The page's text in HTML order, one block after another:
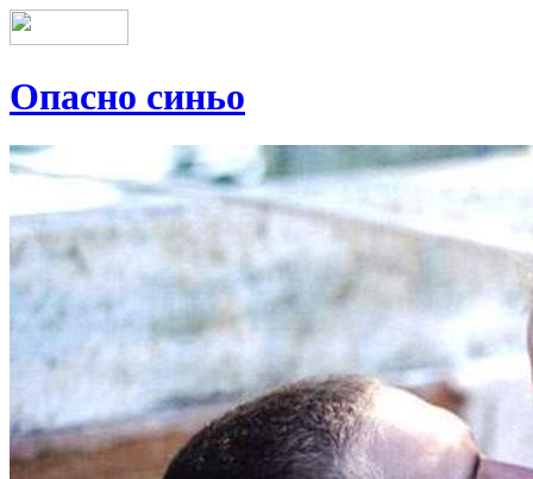
Опасно синьо